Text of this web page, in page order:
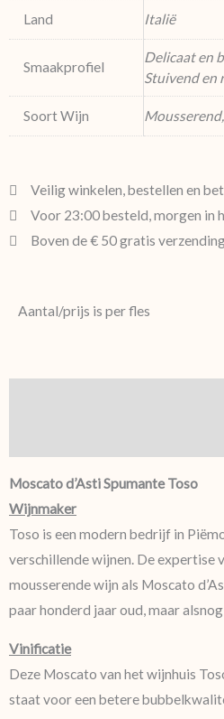
Land Italië
Smaakprofiel
Delicaat en
Stuivend en
Soort Wijn
Veilig winkelen, bestellen en
Voor 23:00 besteld, morgen in
Boven de € 50 gratis
Aantal/prijs is per fles
Moscato d’Asti Spumante Toso
Wijnmaker
Toso is een modern bedrijf in
verschillende wijnen. De expertise
mousserende wijn als Moscato
paar honderd jaar oud, maar
Vinificatie
Deze Moscato van het wijnhuis
staat voor een betere